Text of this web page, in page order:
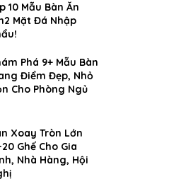
10 Mẫu Bàn Ăn
Mặt Đá Nhập
Phá 9+ Mẫu Bàn
Điểm Đẹp, Nhỏ
Cho Phòng Ngủ
Xoay Tròn Lớn
20 Ghế Cho Gia
Nhà Hàng, Hội